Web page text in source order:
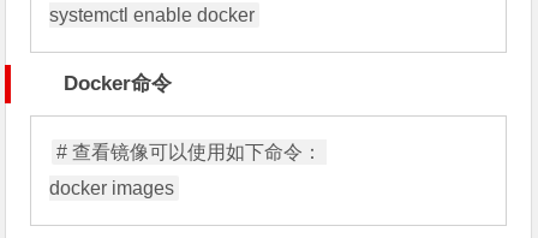
Docker命令
# 查看镜像可以使用如下命令：